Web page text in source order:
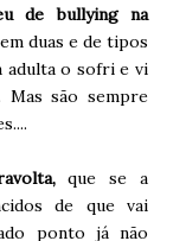
de bullying na
duas e de tipos
adulta o sofri e vi
são sempre
que se a
de que vai
ponto já não